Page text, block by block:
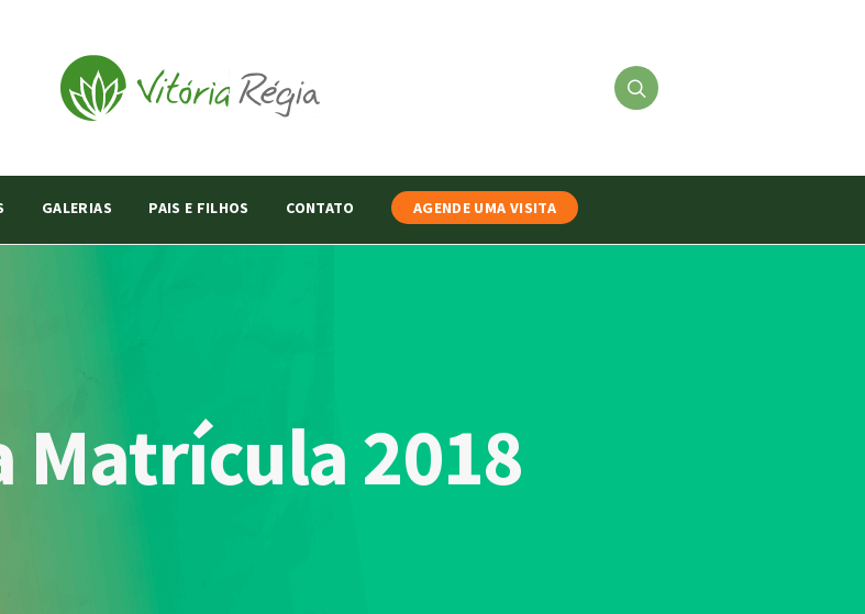
GALERIAS PAIS E FILHOS CONTATO AGENDE UMA VISITA
Matrícula 2018